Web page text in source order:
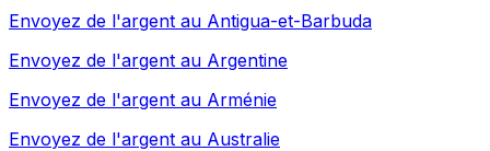
Envoyez de l'argent au Antigua-et-Barbuda
Envoyez de l'argent au Argentine
Envoyez de l'argent au Arménie
Envoyez de l'argent au Australie